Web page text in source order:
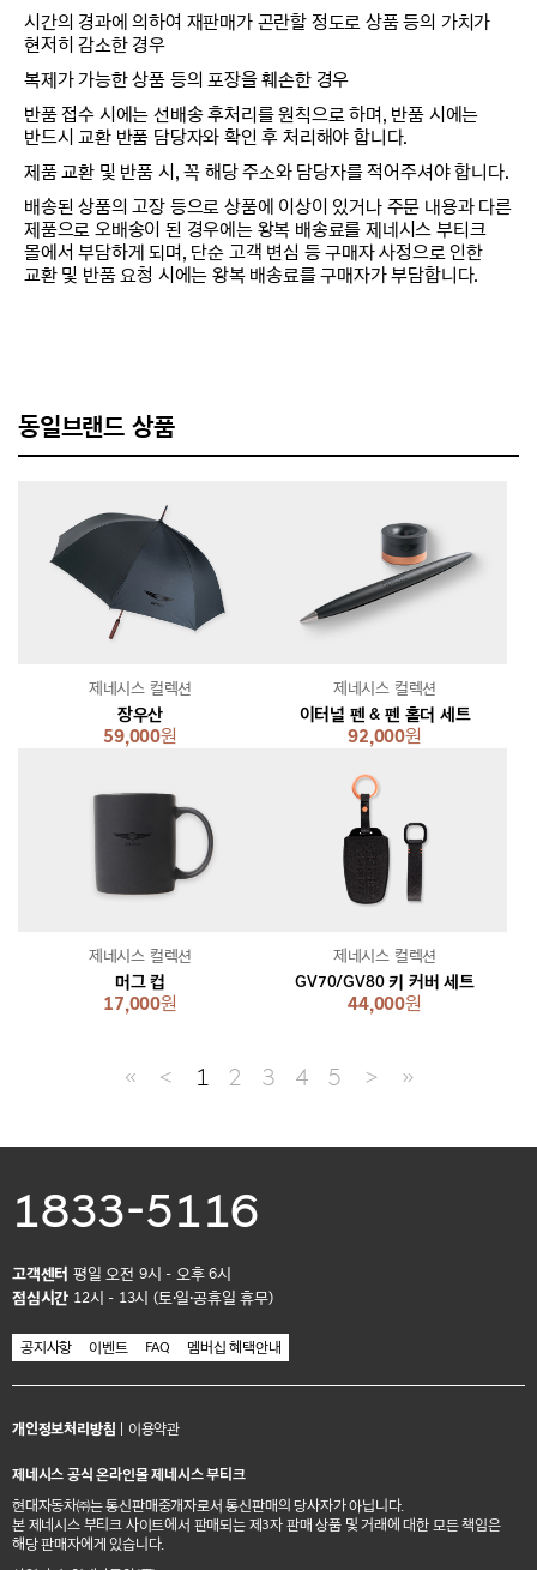
시간의 경과에 의하여 재판매가 곤란할 정도로 상품 등의 가치가
현저히 감소한 경우
복제가 가능한 상품 등의 포장을 훼손한 경우
반품 접수 시에는 선배송 후처리를 원칙으로 하며, 반품 시에는
반드시 교환 반품 담당자와 확인 후 처리해야 합니다.
제품 교환 및 반품 시, 꼭 해당 주소와 담당자를 적어주셔야 합니다.
배송된 상품의 고장 등으로 상품에 이상이 있거나 주문 내용과 다른
제품으로 오배송이 된 경우에는 왕복 배송료를 제네시스 부티크
몰에서 부담하게 되며, 단순 고객 변심 등 구매자 사정으로 인한
교환 및 반품 요청 시에는 왕복 배송료를 구매자가 부담합니다.
동일브랜드 상품
장우산
59,000원
제네시스 컬렉션
이터널 펜 & 펜 홀더 세트
92,000원
제네시스 컬렉션
머그 컵
17,000원
제네시스 컬렉션
GV70/GV80 키 커버 세트
44,000원
제네시스 컬렉션
≪ ＜ 1 2 3 4 5 ＞ ≫
1833-5116
고객센터 평일 오전 9시 - 오후 6시
점심시간 12시 - 13시 (토·일·공휴일 휴무)
공지사항 이벤트 FAQ 멤버십 혜택안내
개인정보처리방침 이용약관
제네시스 공식 온라인몰 제네시스 부티크
현대자동차㈜는 통신판매중개자로서 통신판매의 당사자가 아닙니다.
본 제네시스 부티크 사이트에서 판매되는 제3자 판매 상품 및 거래에 대한 모든 책임은
해당 판매자에게 있습니다.